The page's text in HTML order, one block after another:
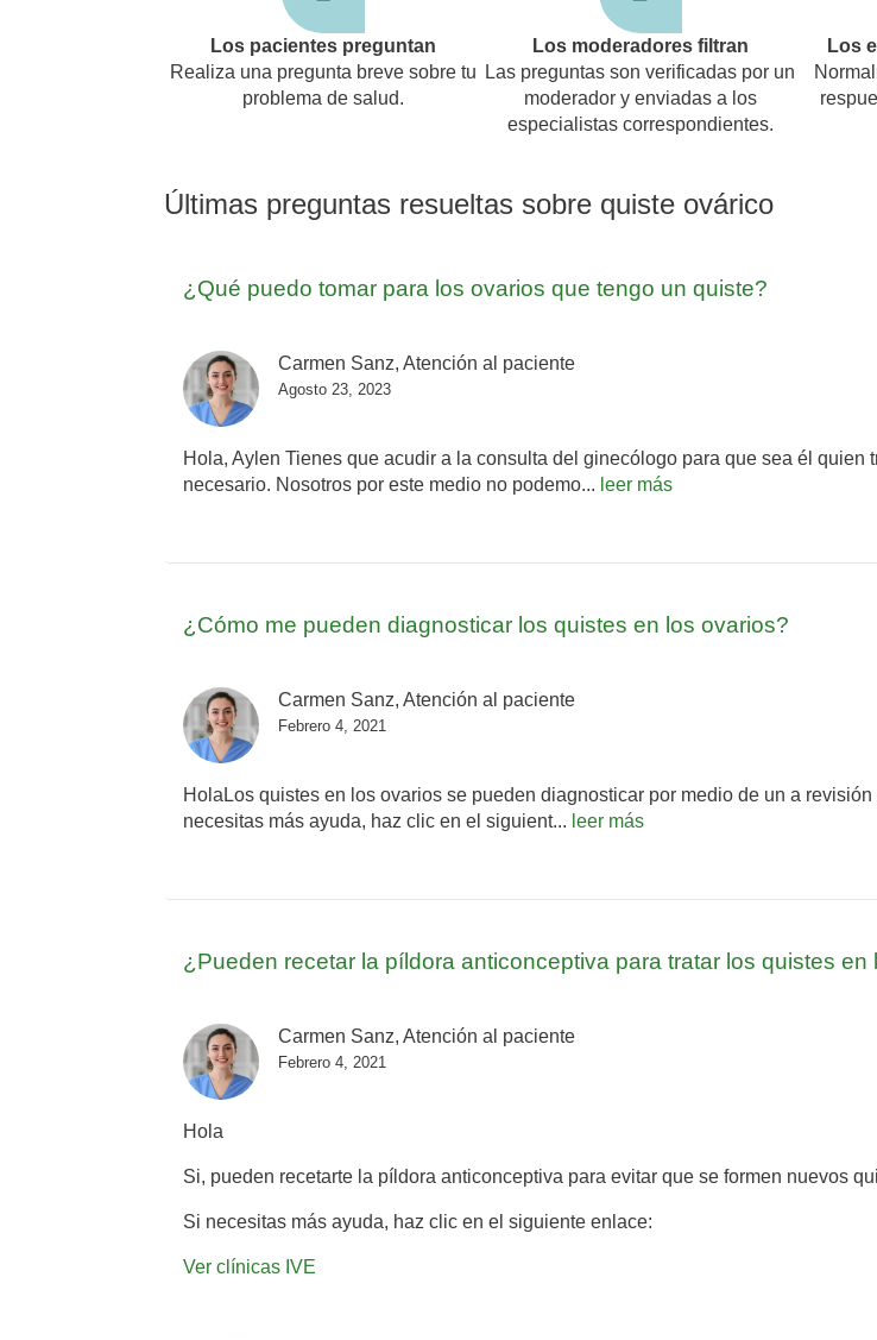
Los pacientes preguntan
Realiza una pregunta breve sobre tu
problema de salud.
Los moderadores filtran
Las preguntas son verificadas por un
moderador y enviadas a los
especialistas correspondientes.
Los
Últimas preguntas resueltas sobre quiste ovárico
¿Qué puedo tomar para los ovarios que tengo un quiste?
Carmen Sanz, Atención al paciente
Agosto 23, 2023
Hola, Aylen Tienes que acudir a la consulta del ginecólogo para que sea él
necesario. Nosotros por este medio no podemo... leer más
¿Cómo me pueden diagnosticar los quistes en los ovarios?
Carmen Sanz, Atención al paciente
Febrero 4, 2021
HolaLos quistes en los ovarios se pueden diagnosticar por medio de un a
necesitas más ayuda, haz clic en el siguient... leer más
¿Pueden recetar la píldora anticonceptiva para tratar los quistes en
Carmen Sanz, Atención al paciente
Febrero 4, 2021
Hola
Si, pueden recetarte la píldora anticonceptiva para evitar que se formen nuevos
Si necesitas más ayuda, haz clic en el siguiente enlace:
Ver clínicas IVE